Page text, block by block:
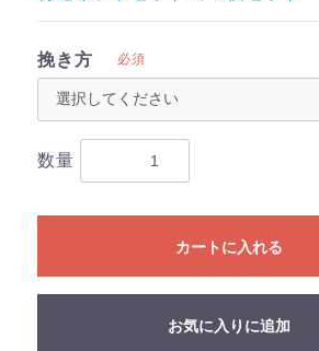
挽き方 必須
数量
カートに入れる
お気に入りに追加